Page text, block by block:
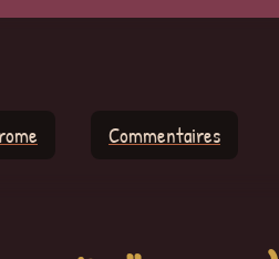
Commentaires